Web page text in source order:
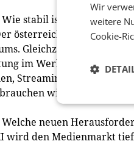
stabil ist der
österreichische
Gleichzeitig spüren
im Werbemarkt. Viele
Streaming, Podcasts,
wir ein Umfeld,
neuen
wird den Medienmarkt
Wir
weitere
Cookie-